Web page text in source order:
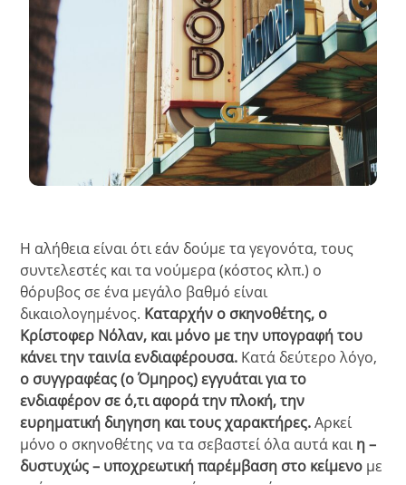
Η αλήθεια είναι ότι εάν δούμε τα γεγονότα, τους
συντελεστές και τα νούμερα (κόστος κλπ.) ο
θόρυβος σε ένα μεγάλο βαθμό είναι
δικαιολογημένος. Καταρχήν ο σκηνοθέτης, ο
Κρίστοφερ Νόλαν, και μόνο με την υπογραφή του
κάνει την ταινία ενδιαφέρουσα. Κατά δεύτερο λόγο,
ο συγγραφέας (ο Όμηρος) εγγυάται για το
ενδιαφέρον σε ό,τι αφορά την πλοκή, την
ευρηματική διηγηση και τους χαρακτήρες.Αρκεί
μόνο ο σκηνοθέτης να τα σεβαστεί όλα αυτά και η –
δυστυχώς – υποχρεωτική παρέμβαση στο κείμενο με